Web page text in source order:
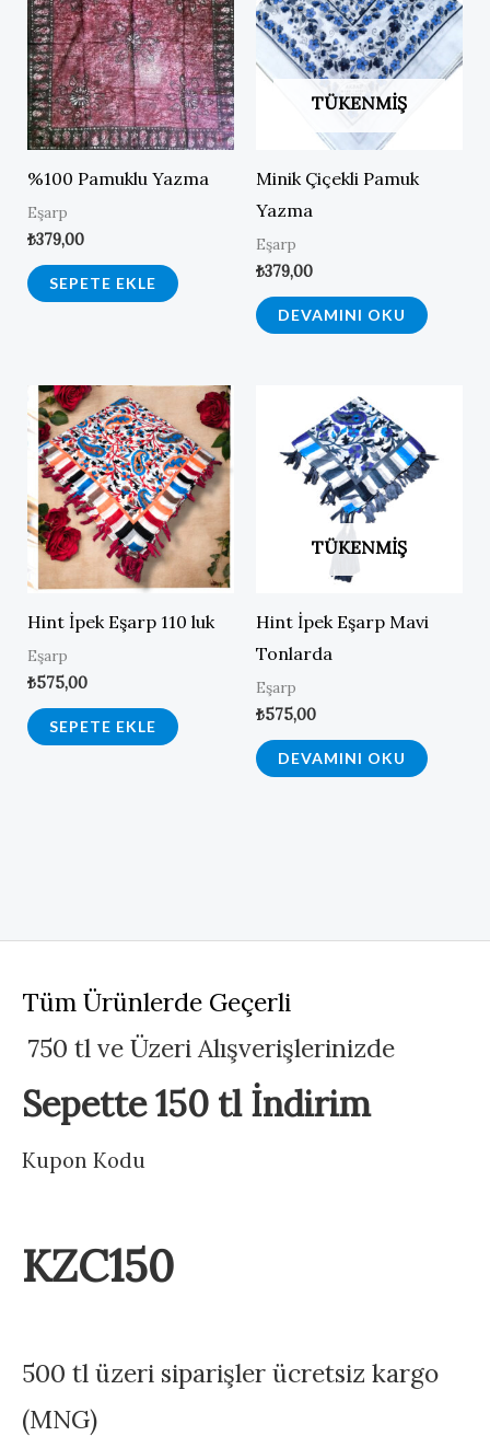
%100 Pamuklu Yazma
Eşarp
₺379,00
SEPETE EKLE
TÜKENMIŞ
Minik Çiçekli Pamuk
Yazma
Eşarp
₺379,00
DEVAMINI OKU
Hint İpek Eşarp 110 luk
Eşarp
₺575,00
SEPETE EKLE
TÜKENMIŞ
Hint İpek Eşarp Mavi
Tonlarda
Eşarp
₺575,00
DEVAMINI OKU
Tüm Ürünlerde Geçerli
750 tl ve Üzeri Alışverişlerinizde
Sepette 150 tl İndirim
Kupon Kodu
KZC150
500 tl üzeri siparişler ücretsiz kargo
(MNG)